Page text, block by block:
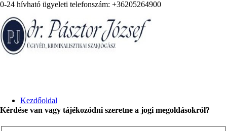
0-24 hívható ügyeleti telefonszám: +36205264900
Kezdőoldal
Kérdése van vagy tájékozódni szeretne a jogi megoldásokról?